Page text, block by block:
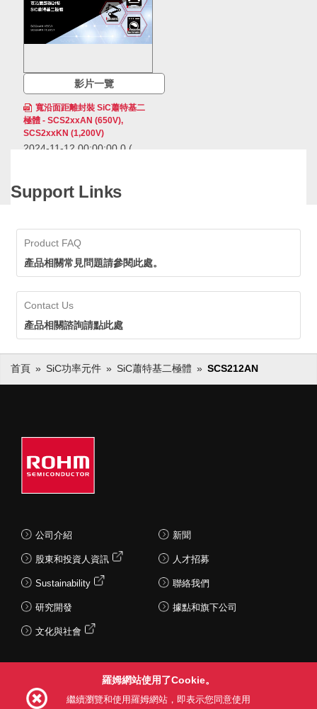
影片一覽
寬沿面距離封裝 SiC蕭特基二
極體 - SCS2xxAN (650V),
SCS2xxKN (1,200V)
2024-11-12 00:00:00.0 (
SCS2xxKN（1,200V）是採
體。雖為小型表面安裝封裝，
但透過確保足夠的沿面距離，
可減輕採取特殊絕緣對策（灌
膠封裝 Potting）的負擔。
SCS2xxKN（1,200V）是採用小
型表面安裝封裝、實現了寬沿面距
離的SiC蕭特基二極體。雖為小型
表面安裝封裝，但透過確保足夠的
Support Links
Product FAQ
產品相關常見問題請參閱此處。
Contact Us
產品相關諮詢請點此處
首頁 SiC功率元件 SiC蕭特基二極體 SCS212AN
公司介紹
股東和投資人資訊
Sustainability
研究開發
文化與社會
新聞
人才招募
聯絡我們
據點和旗下公司
羅姆網站使用了Cookie。
繼續瀏覽和使用羅姆網站，即表示您同意使用